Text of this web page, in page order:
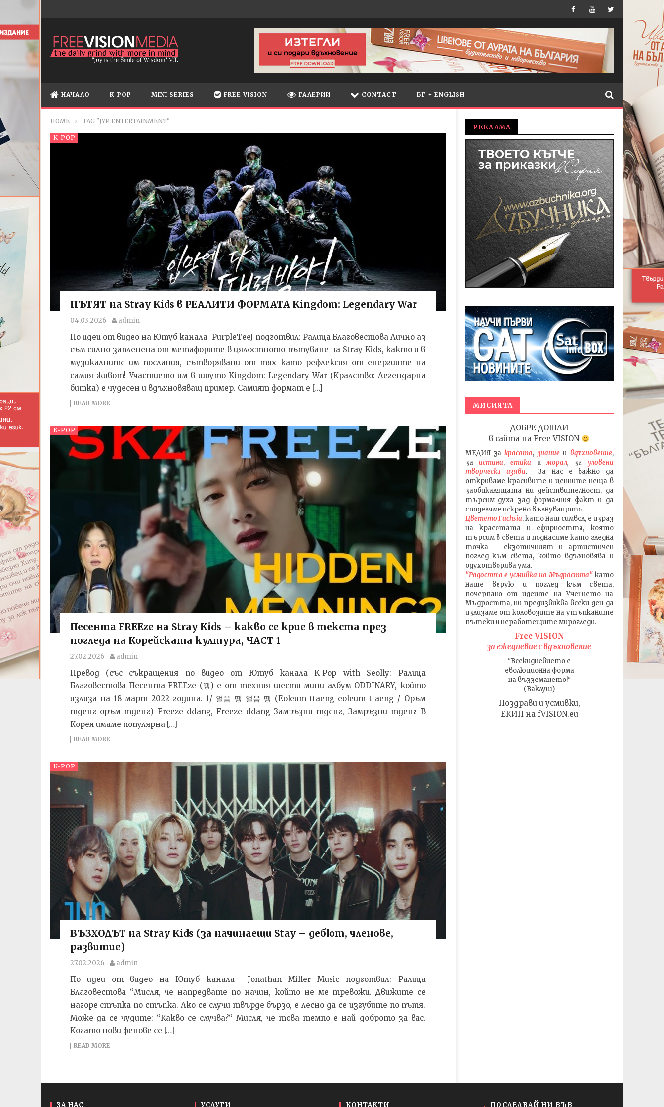
НАЧАЛО K-POP MINI SERIES FREE VISION ГАЛЕРИИ CONTACT БГ + ENGLISH
HOME TAG "JYP ENTERTAINMENT"
K-POP
ПЪТЯТ на Stray Kids в РЕАЛИТИ ФОРМАТА Kingdom: Legendary War
04.03.2026 admin
По идеи от видео на Ютуб канала PurpleTeeJ подготвил: Ралица Благовестова Лично аз
съм силно запленена от метафорите в цялостното пътуване на Stray Kids, както и в
музикалните им послания, сътворявани от тях като рефлексия от енергиите на
самия живот! Участието им в шоуто Kingdom: Legendary War (Кралство: Легендарна
битка) е чудесен и вдъхновяващ пример. Самият формат е […]
READ MORE
K-POP
Песента FREEze на Stray Kids – какво се крие в текста през
погледа на Корейската култура, ЧАСТ 1
27.02.2026 admin
Превод (със съкращения по видео от Ютуб канала K-Pop with Seolly: Ралица
Благовестова Песента FREEze (땡) е от техния шести мини албум ODDINARY, който
излиза на 18 март 2022 година. 1/ 얼음 땡 얼음 땡 (Eoleum ttaeng eoleum ttaeng / Оръм
тденг оръм тденг) Freeze ddang, Freeze ddang Замръзни тденг, Замръзни тденг В
Корея имаме популярна […]
READ MORE
K-POP
ВЪЗХОДЪТ на Stray Kids (за начинаещи Stay – дебют, членове,
развитие)
27.02.2026 admin
По идеи от видео на Ютуб канала Jonathan Miller Music подготвил: Ралица
Благовестова “Мисля, че напредвате по начин, който не ме тревожи. Движите се
нагоре стъпка по стъпка. Ако се случи твърде бързо, е лесно да се изгубите по пътя.
Може да се чудите: “Какво се случва?“ Мисля, че това темпо е най-доброто за вас.
Когато нови фенове се […]
READ MORE
РЕКЛАМА
МИСИЯТА
ДОБРЕ ДОШЛИ
в сайта наFree VISION
МЕДИЯзакрасота, знаниеи вдъхновение,
за истина,етика иморал, за уловени
творчески изяви. За нас е важно да
откриваме красивите и ценните неща в
заобикалящата ни действителност, да
търсим духа зад формалния факт и да
споделяме искрено вълнуващото.
Цветето Fuchsia, като наш символ, е израз
на красотата и ефирността, която
търсим в света и поднасяме като гледна
точка – екзотичният и артистичен
поглед към света, който вдъхновява и
одухотворява ума.
"Радостта е усмивка на Мъдростта"като
наше верую и поглед към света,
почерпано от идеите на Учението на
Мъдростта,ни предизвиква всеки ден да
излизаме от коловозите на утъпканите
пътеки и неработещите мирогледи.
Free VISION
за ежедневие с вдъхновение
"Всекидневието е
еволюционна форма
на възземането!"
(Ваклуш)
Поздрави и усмивки,
ЕКИП на fVISION.eu
ЗА НАС УСЛУГИ КОНТАКТИ ПОСЛЕДВАЙ НИ ВЪВ